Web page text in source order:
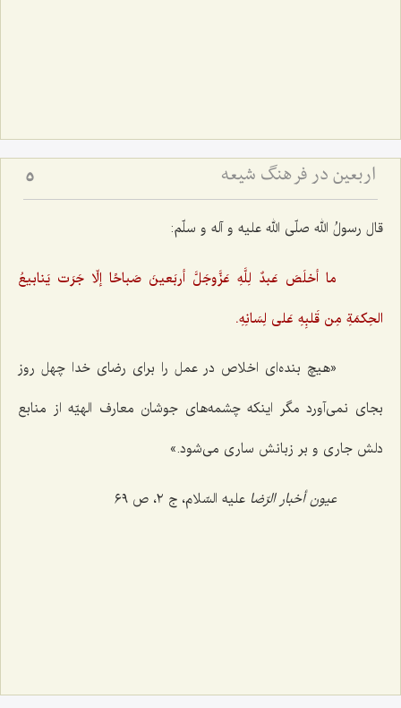
اربعین در فرهنگ شیعه 5
قال رسولُ الله صلّی الله علیه و آله و سلّم:
ما أخلَصَ عَبدٌ لِلَّهِ عَزَّوجَلَّ أربَعینَ صَباحًا إلّا جَرَت یَنابیعُ
الحِکمَةِ مِن قَلبِهِ عَلی لِسَانِهِ.
«هیچ بنده‌ای اخلاص در عمل را برای رضای خدا چهل روز
بجای نمی‌آورد مگر اینکه چشمه‌های جوشان معارف الهیّه از منابع
دلش جاری و بر زبانش ساری می‌شود.»
عیون أخبار الرّضا علیه السّلام، ج ‌٢، ص ٦٩